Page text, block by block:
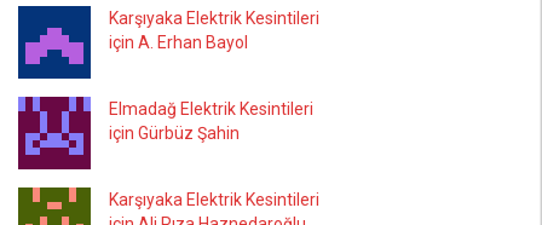
Karşıyaka Elektrik Kesintileri
için A. Erhan Bayol
Elmadağ Elektrik Kesintileri
için Gürbüz Şahin
Karşıyaka Elektrik Kesintileri